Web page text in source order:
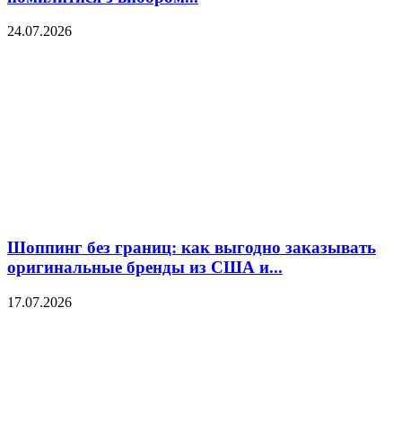
24.07.2026
Шоппинг без границ: как выгодно заказывать
оригинальные бренды из США и...
17.07.2026